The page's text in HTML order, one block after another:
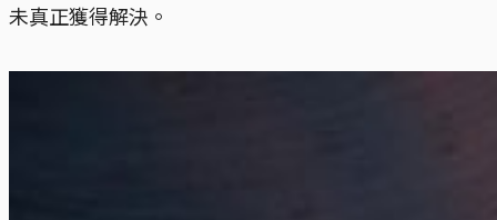
未真正獲得解決。